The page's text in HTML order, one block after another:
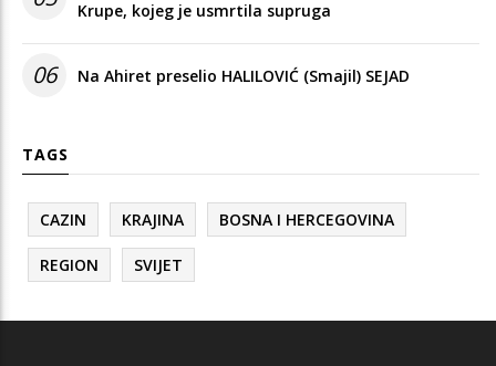
Krupe, kojeg je usmrtila supruga
06 Na Ahiret preselio HALILOVIĆ (Smajil) SEJAD
TAGS
CAZIN KRAJINA BOSNA I HERCEGOVINA
REGION SVIJET